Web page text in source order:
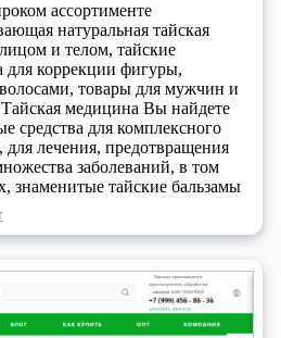
ассортименте
натуральная тайская
и телом, тайские
для коррекции фигуры,
волосами, товары для мужчин и
медицина Вы найдете
средства для комплексного
лечения, предотвращения
заболеваний, в том
знаменитые тайские бальзамы